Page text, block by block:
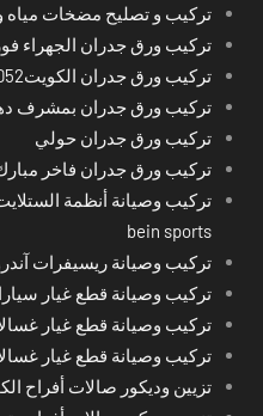
تركيب و تصليح مضخات مياه و
تركيب ورق جدران الجهراء
تركيب ورق جدران الكويت66405052
تركيب ورق جدران بمشرف
تركيب ورق جدران حولي
تركيب ورق جدران فاخر مبارك
تركيب وصيانة أنظمة
bein sports
تركيب وصيانة ريسيفرات
تركيب وصيانة قطع غيار
تركيب وصيانة قطع غيار
تركيب وصيانة قطع غيار
تزيين وديكور صالات أفراح